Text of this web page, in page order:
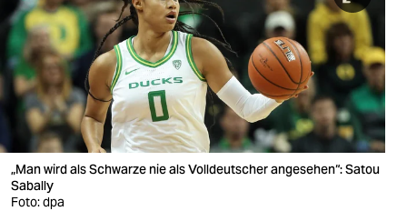
berlin
nord
wahrheit
verlag
verlag
„Man wird als Schwarze nie als Volldeutscher angesehen“: Satou
Sabally
Foto: dpa